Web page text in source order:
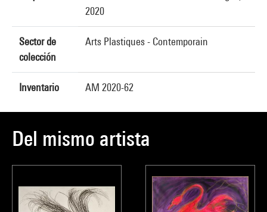
2020
Sector de
colección
Arts Plastiques - Contemporain
Inventario AM 2020-62
Del mismo artista